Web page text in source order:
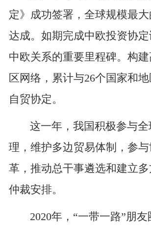
定》成功签署，全球规模最
达成。如期完成中欧投资协
中欧关系的重要里程碑。构
区网络，累计与26个国家和
自贸协定。
这一年，我国积极参与
理，维护多边贸易体制，参
革，推动总干事遴选和建立
仲裁安排。
2020年，“一带一路”朋